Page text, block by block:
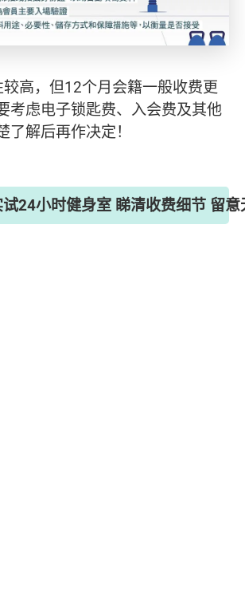
高，但12个月会籍一般收费更
考虑电子锁匙费、入会费及其他
解后再作决定！
24小时健身室 睇清收费细节 留